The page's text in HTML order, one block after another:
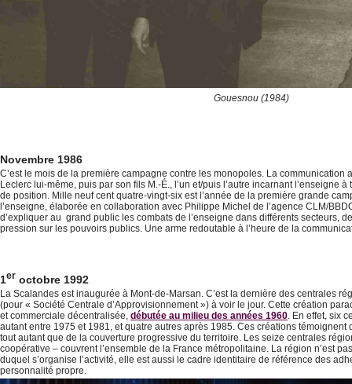
Gouesnou (1984)
Novembre 1986
C’est le mois de la première campagne contre les monopoles. La communication
Leclerc lui-même, puis par son fils M.-É., l’un et/puis l’autre incarnant l’enseigne
de position. Mille neuf cent quatre-vingt-six est l’année de la première grande
l’enseigne, élaborée en collaboration avec Philippe Michel de l’agence CLM/
d’expliquer au grand public les combats de l’enseigne dans différents secteurs,
pression sur les pouvoirs publics. Une arme redoutable à l’heure de la
1er octobre 1992
La Scalandes est inaugurée à Mont-de-Marsan. C’est la dernière des centrales
(pour « Société Centrale d’Approvisionnement ») à voir le jour. Cette création
et commerciale décentralisée, débutée au milieu des années 1960 . En effet, six
autant entre 1975 et 1981, et quatre autres après 1985. Ces créations
tout autant que de la couverture progressive du territoire. Les seize centrales
coopérative – couvrent l’ensemble de la France métropolitaine. La région n’est
duquel s’organise l’activité, elle est aussi le cadre identitaire de référence des
personnalité propre.